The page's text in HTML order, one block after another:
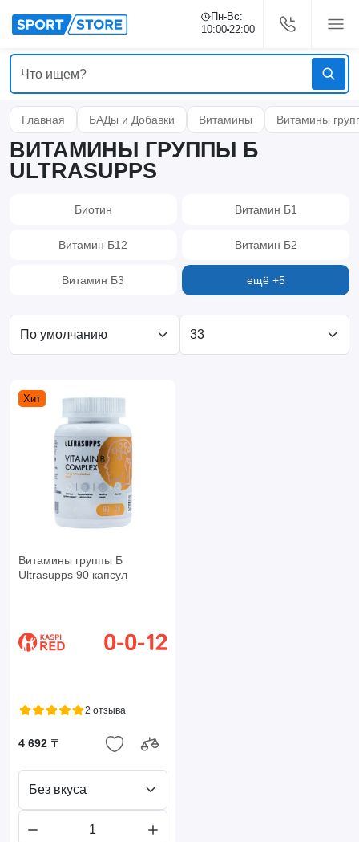
Пн-Вс:
10:00 22:00
Главная БАДы и Добавки Витамины Витамины
ВИТАМИНЫ ГРУППЫ Б
ULTRASUPPS
Биотин Витамин Б1
Витамин Б12 Витамин Б2
Витамин Б3 ещё +5
Хит
Витамины группы Б
Ultrasupps 90 капсул
2 отзыва
4 692 ₸
Без вкуса